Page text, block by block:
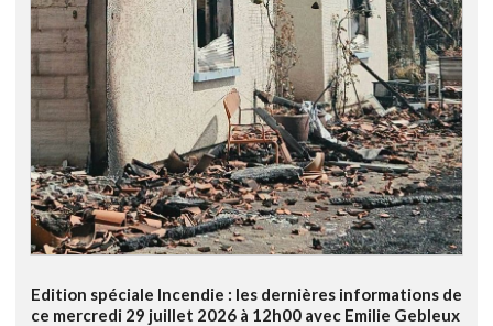
Edition spéciale Incendie : les dernières informations de
ce mercredi 29 juillet 2026 à 12h00 avec Emilie Gebleux